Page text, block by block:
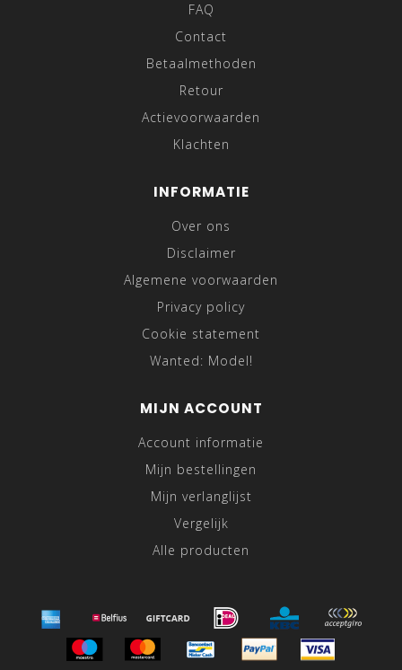
FAQ
Contact
Betaalmethoden
Retour
Actievoorwaarden
Klachten
INFORMATIE
Over ons
Disclaimer
Algemene voorwaarden
Privacy policy
Cookie statement
Wanted: Model!
MIJN ACCOUNT
Account informatie
Mijn bestellingen
Mijn verlanglijst
Vergelijk
Alle producten